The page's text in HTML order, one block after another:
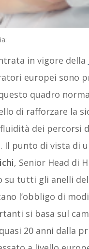
in vigore della
europei sono
quadro
di rafforzare la
dei percorsi
punto di vista di
, Senior Head di
tutti gli anelli
l’obbligo di
si basa sul
20 anni dalla